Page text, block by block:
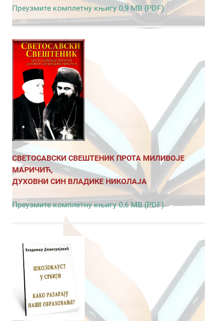
Преузмите комплетну књигу 0,9 MB (PDF)
СВЕТОСАВСКИ СВЕШТЕНИК ПРОТА МИЛИВОЈЕ
МАРИЧИЋ,
ДУХОВНИ СИН ВЛАДИКЕ НИКОЛАЈА
Преузмите комплетну књигу 0,6 MB (PDF)